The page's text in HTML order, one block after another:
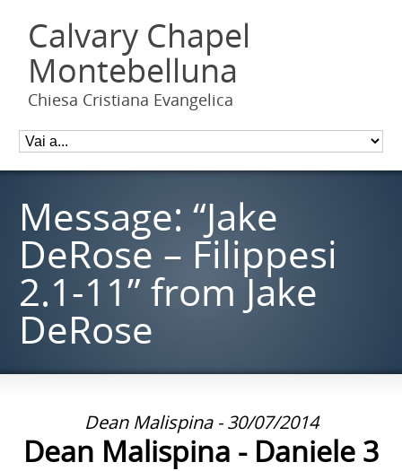
Calvary Chapel
Montebelluna
Chiesa Cristiana Evangelica
Message: “Jake
DeRose – Filippesi
2.1-11” from Jake
DeRose
Dean Malispina - 30/07/2014
Dean Malispina - Daniele 3